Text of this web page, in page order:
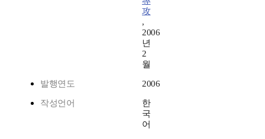
攻
,
2006
년
2
월
발행연도 2006
작성언어
한
국
어